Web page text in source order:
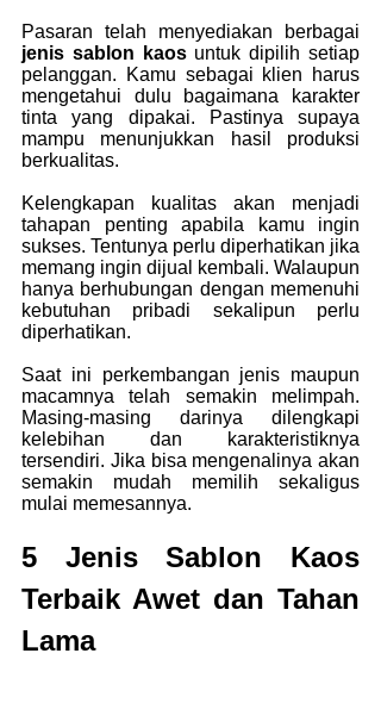
Pasaran telah menyediakan berbagai
jenis sablon kaos untuk dipilih setiap
pelanggan. Kamu sebagai klien harus
mengetahui dulu bagaimana karakter
tinta yang dipakai. Pastinya supaya
mampu menunjukkan hasil produksi
berkualitas.
Kelengkapan kualitas akan menjadi
tahapan penting apabila kamu ingin
sukses. Tentunya perlu diperhatikan jika
memang ingin dijual kembali. Walaupun
hanya berhubungan dengan memenuhi
kebutuhan pribadi sekalipun perlu
diperhatikan.
Saat ini perkembangan jenis maupun
macamnya telah semakin melimpah.
Masing-masing darinya dilengkapi
kelebihan dan karakteristiknya
tersendiri. Jika bisa mengenalinya akan
semakin mudah memilih sekaligus
mulai memesannya.
5 Jenis Sablon Kaos
Terbaik Awet dan Tahan
Lama